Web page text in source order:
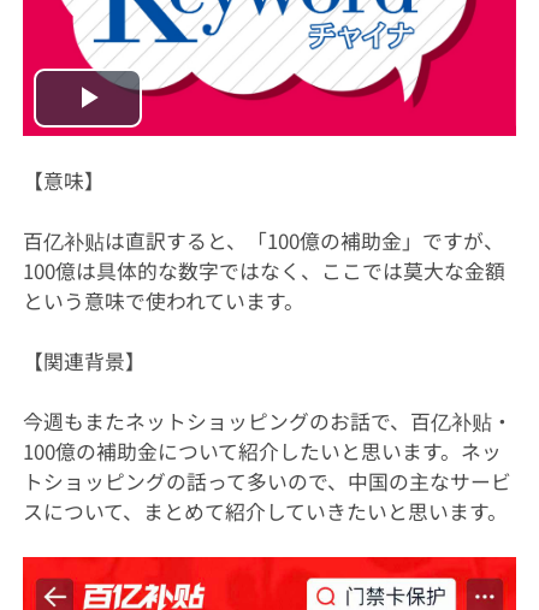
Play
Video
【意味】
百亿补贴は直訳すると、「100億の補助金」ですが、
100億は具体的な数字ではなく、ここでは莫大な金額
という意味で使われています。
【関連背景】
今週もまたネットショッピングのお話で、百亿补贴・
100億の補助金について紹介したいと思います。ネッ
トショッピングの話って多いので、中国の主なサービ
スについて、まとめて紹介していきたいと思います。